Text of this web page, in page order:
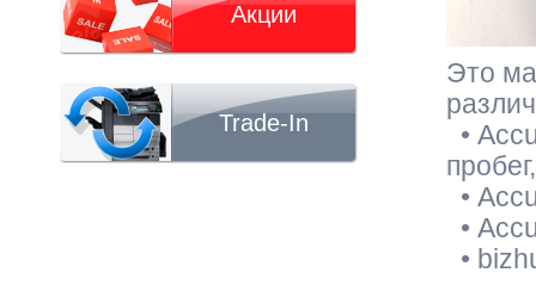
Это
•
•
•
•
Акции
Trade-In